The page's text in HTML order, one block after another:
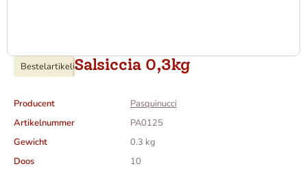
BestelartikeliSalsiccia 0,3kg
Producent
Pasquinucci
Artikelnummer
PA0125
Gewicht
0.3 kg
Doos
10